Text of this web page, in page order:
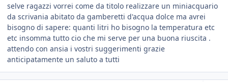
selve ragazzi vorrei come da titolo realizzare un miniacquario
da scrivania abitato da gamberetti d'acqua dolce ma avrei
bisogno di sapere: quanti litri ho bisogno la temperatura etc
etc insomma tutto cio che mi serve per una buona riuscita .
attendo con ansia i vostri suggerimenti grazie
anticipatamente un saluto a tutti